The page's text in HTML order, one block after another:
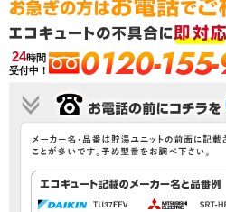
24時間
受付中！
0120-